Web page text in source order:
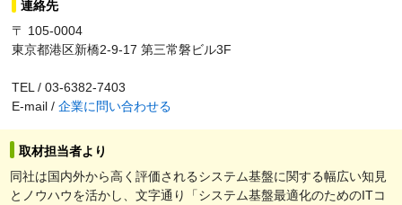
連絡先
〒 105-0004
東京都港区新橋2-9-17 第三常磐ビル3F
TEL / 03-6382-7403
E-mail / 企業に問い合わせる
取材担当者より
同社は国内外から高く評価されるシステム基盤に関する幅広い知見
とノウハウを活かし、文字通り「システム基盤最適化のためのITコ